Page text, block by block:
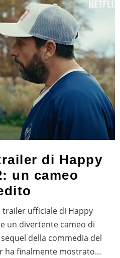
di Happy
un cameo
ufficiale di Happy
un divertente cameo di
della commedia del
ha finalmente mostrato…